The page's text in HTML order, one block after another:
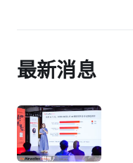
最新消息